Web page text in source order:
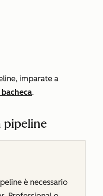
imparate a
.
pipeline
è necessario